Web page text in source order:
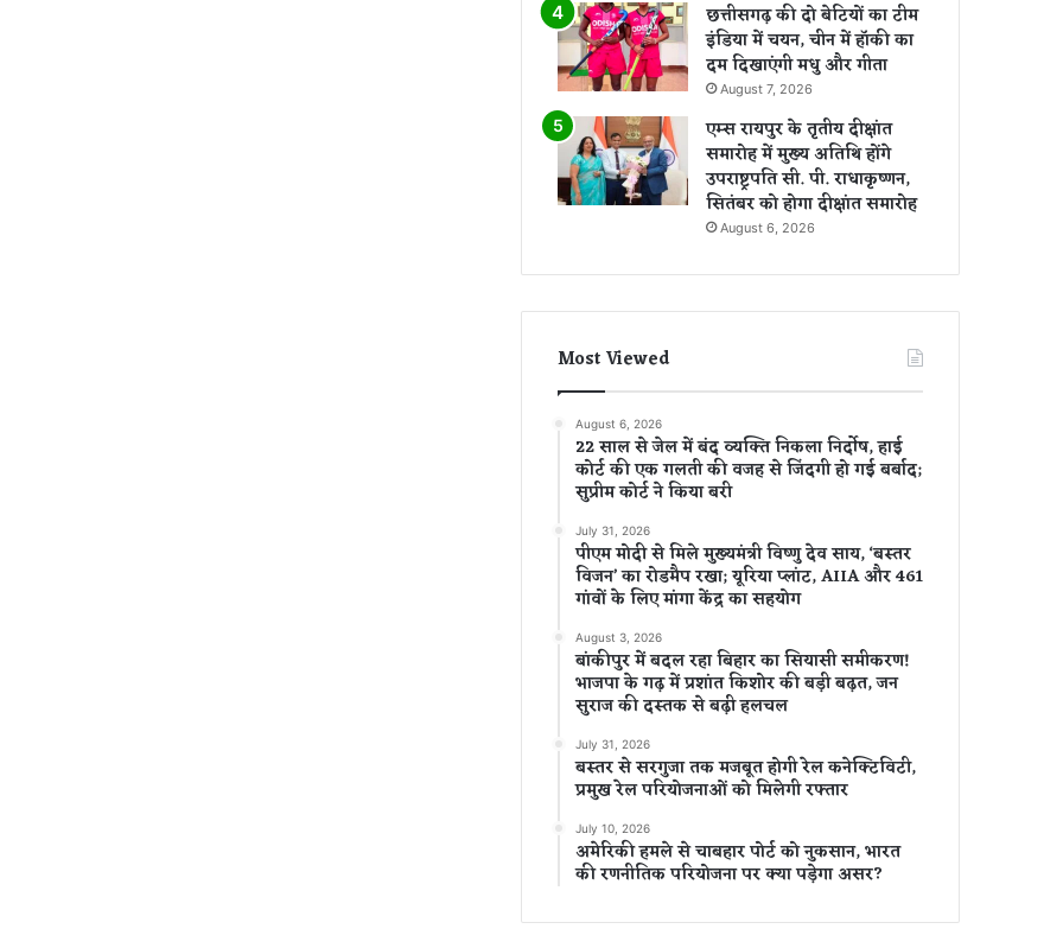
छत्तीसगढ़ की दो बेटियों का टीम
इंडिया में चयन, चीन में हॉकी का
दम दिखाएंगी मधु और गीता
August 7, 2026
एम्स रायपुर के तृतीय दीक्षांत
समारोह में मुख्य अतिथि होंगे
उपराष्ट्रपति सी. पी. राधाकृष्णन,
सितंबर को होगा दीक्षांत समारोह
August 6, 2026
Most Viewed
August 6, 2026
22 साल से जेल में बंद व्यक्ति निकला निर्दोष, हाई
कोर्ट की एक गलती की वजह से जिंदगी हो गई बर्बाद;
सुप्रीम कोर्ट ने किया बरी
July 31, 2026
पीएम मोदी से मिले मुख्यमंत्री विष्णु देव साय, ‘बस्तर
विजन’ का रोडमैप रखा; यूरिया प्लांट, AIIA और 461
गांवों के लिए मांगा केंद्र का सहयोग
August 3, 2026
बांकीपुर में बदल रहा बिहार का सियासी समीकरण!
भाजपा के गढ़ में प्रशांत किशोर की बड़ी बढ़त, जन
सुराज की दस्तक से बढ़ी हलचल
July 31, 2026
बस्तर से सरगुजा तक मजबूत होगी रेल कनेक्टिविटी,
प्रमुख रेल परियोजनाओं को मिलेगी रफ्तार
July 10, 2026
अमेरिकी हमले से चाबहार पोर्ट को नुकसान, भारत
की रणनीतिक परियोजना पर क्या पड़ेगा असर?